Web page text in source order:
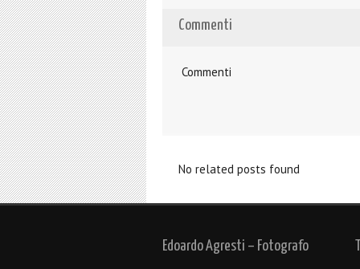
Commenti
Commenti
No related posts found
Edoardo Agresti – Fotografo